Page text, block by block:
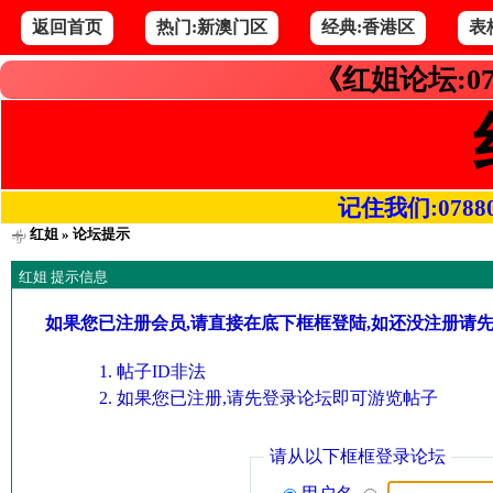
返回首页 热门:新澳门区 经典:香港区 表
《红姐论坛
记住我们
红姐» 论坛提示
红姐 提示信息
如果您已注册会员,请直接在底下框框登陆,如还没注册请
帖子ID非法
如果您已注册,请先登录论坛即可游览帖子
请从以下框框登录论坛